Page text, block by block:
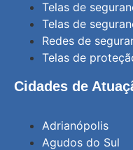
Telas de
Telas de
Redes de
Telas de
Cidades de
Adrianópolis
Agudos do Sul